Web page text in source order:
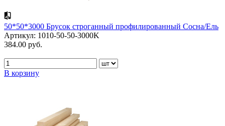
50*50*3000 Брусок строганный профилированный Сосна/Ель
Артикул: 1010-50-50-3000K
384.00 руб.
В корзину